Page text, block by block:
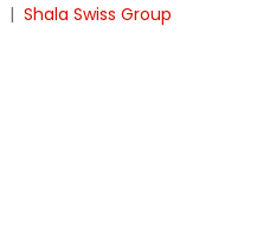
| Shala Swiss Group